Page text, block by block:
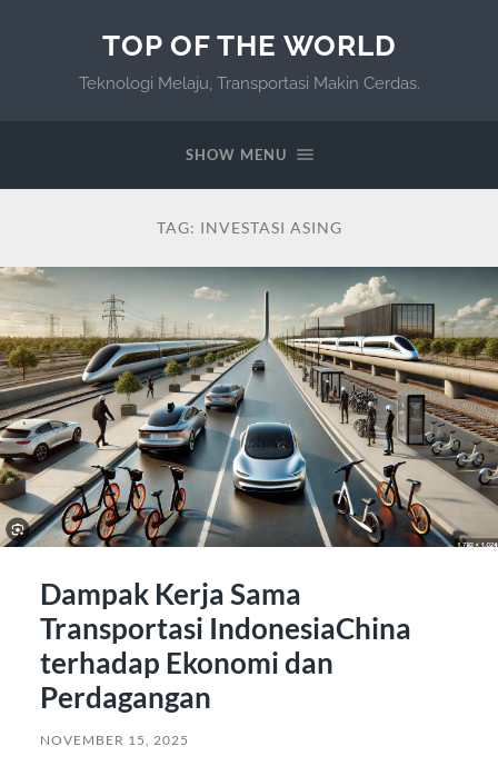
TOP OF THE WORLD
Teknologi Melaju, Transportasi Makin Cerdas.
SHOW MENU
TAG: INVESTASI ASING
Dampak Kerja Sama
Transportasi IndonesiaChina
terhadap Ekonomi dan
Perdagangan
NOVEMBER 15, 2025